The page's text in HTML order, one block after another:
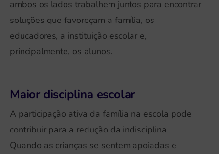
ambos os lados trabalhem juntos para encontrar
soluções que favoreçam a família, os
educadores, a instituição escolar e,
principalmente, os alunos.
Maior disciplina escolar
A participação ativa da família na escola pode
contribuir para a redução da indisciplina.
Quando as crianças se sentem apoiadas e